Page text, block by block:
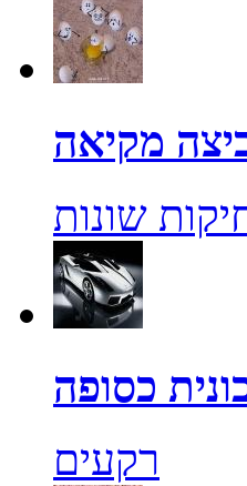
מקיאה
שונות
כסופה
רקעים